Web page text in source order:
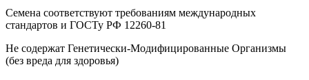
Семена соответствуют требованиям международных
стандартов и ГОСТу РФ 12260-81
Не содержат Генетически-Модифицированные Организмы
(без вреда для здоровья)